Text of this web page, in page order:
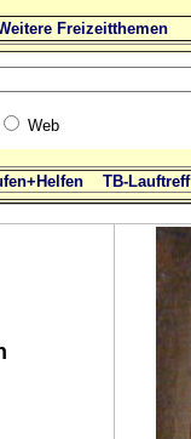
Freizeitthemen
Web
TB-Lauftreff